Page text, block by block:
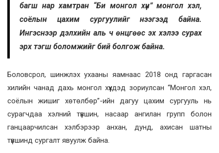
багш нар хамтран “Би монгол хүн” монгол хэл,
соёлын цахим сургуулийг нээгээд байна.
Ингэснээр дэлхийн аль ч өнцгөөс эх хэлээ сурах
эрх тэгш боломжийг бий болгож байна.
Боловсрол, шинжлэх ухааны яамнаас 2018 онд гаргасан
хилийн чанад дахь монгол хүүхдэд зориулсан “Монгол хэл,
соёлын жишиг хөтөлбөр”-ийн дагуу цахим сургууль нь
сурагчдаа хэлний түвшин, насаар ангилан групп болон
ганцаарчилсан хэлбэрээр анхан, дунд, ахисан шатны
түвшинд сургалт явуулж байна.